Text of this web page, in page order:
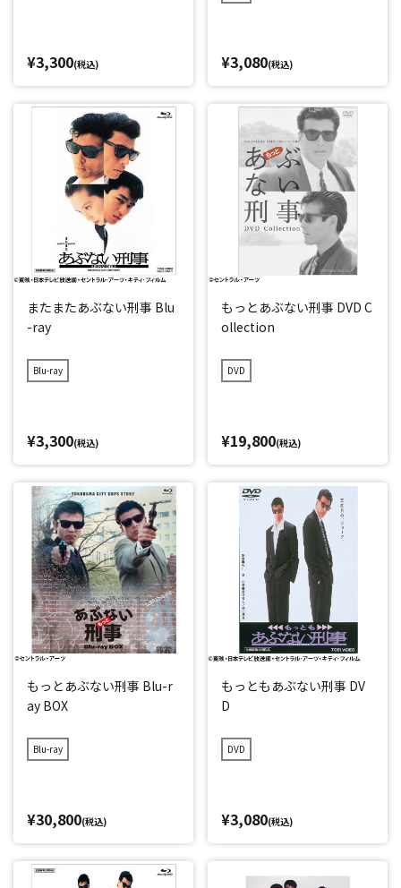
¥3,300(税込) ¥3,080(税込)
またまたあぶない刑事 Blu
-ray
Blu-ray
¥3,300(税込)
もっとあぶない刑事 DVD C
ollection
DVD
¥19,800(税込)
もっとあぶない刑事 Blu-r
ay BOX
Blu-ray
¥30,800(税込)
もっともあぶない刑事 DV
D
DVD
¥3,080(税込)